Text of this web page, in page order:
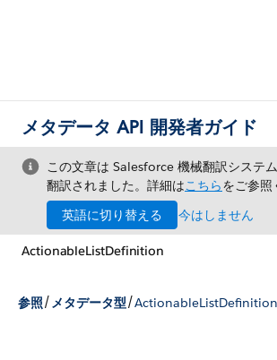
メタデータ API 開発者ガイド
この文章は Salesforce 機械翻訳システ
翻訳されました。詳細はこちらをご参照
英語に切り替える
今はしません
ActionableListDefinition
参照/ メタデータ型/ActionableListDefinition